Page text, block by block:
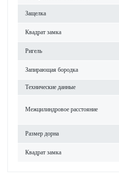
Защелка
Квадрат замка
Ригель
Запи­рающая бор­одка
Технические данные
Межцилиндровое расстояние
Размер дорна
Квадрат замка